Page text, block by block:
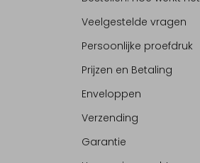
Veelgestelde vragen
Persoonlijke proefdruk
Prijzen en Betaling
Enveloppen
Verzending
Garantie